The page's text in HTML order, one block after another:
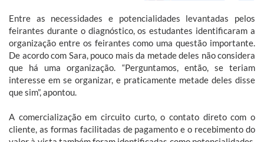
Entre as necessidades e potencialidades levantadas pelos
feirantes durante o diagnóstico, os estudantes identificaram a
organização entre os feirantes como uma questão importante.
De acordo com Sara, pouco mais da metade deles não considera
que há uma organização. “Perguntamos, então, se teriam
interesse em se organizar, e praticamente metade deles disse
que sim”, apontou.
A comercialização em circuito curto, o contato direto com o
cliente, as formas facilitadas de pagamento e o recebimento do